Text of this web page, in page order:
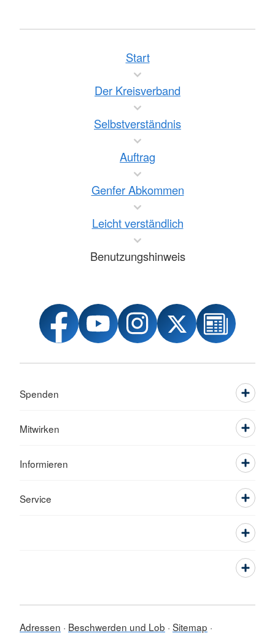
Start
Der Kreisverband
Selbstverständnis
Auftrag
Genfer Abkommen
Leicht verständlich
Benutzungshinweis
Spenden
Mitwirken
Informieren
Service
Adressen Beschwerden und Lob Sitemap